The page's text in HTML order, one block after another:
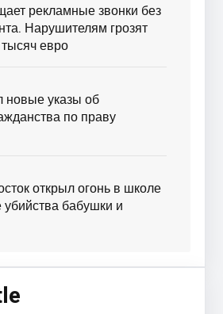
рекламные звонки без
Нарушителям грозят
евро
новые указы об
по праву
открыл огонь в школе
бабушки и